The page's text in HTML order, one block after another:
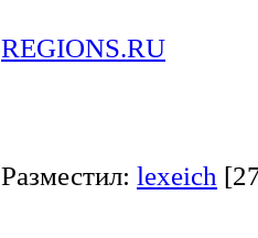
REGIONS.RU
Разместил: lexeich